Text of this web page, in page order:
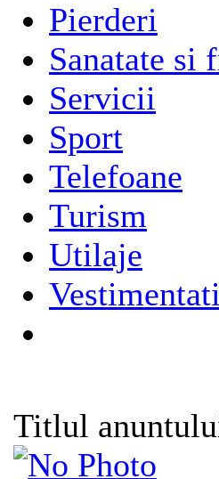
Pierderi
Sanatate si
Servicii
Sport
Telefoane
Turism
Utilaje
Titlul